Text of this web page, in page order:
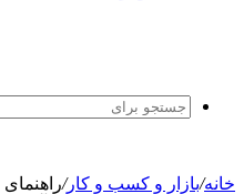
خانه/بازار و کسب و کار/